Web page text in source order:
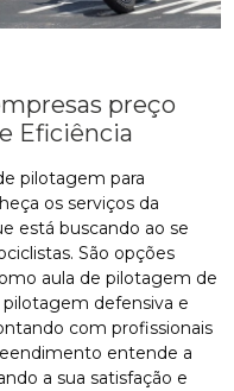
preço
Eficiência
pilotagem para
os serviços da
está buscando ao se
São opções
aula de pilotagem de
defensiva e
com profissionais
entende a
a sua satisfação e